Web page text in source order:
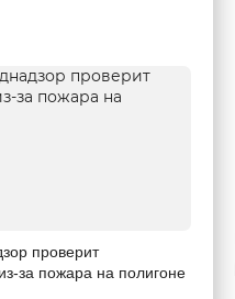
проверит
за пожара на полигоне